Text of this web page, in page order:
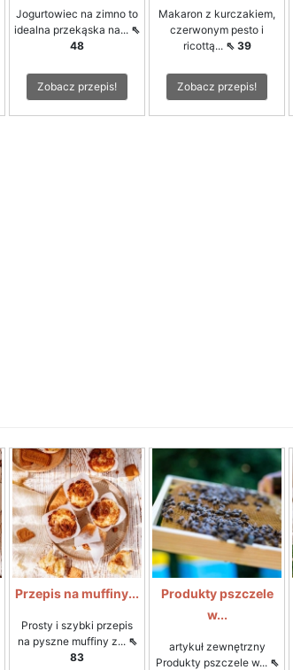
Jogurtowiec na zimno to
idealna przekąska na... ⇖
48
Zobacz przepis!
Makaron z kurczakiem,
czerwonym pesto i
ricottą... ⇖ 39
Zobacz przepis!
Przepis na muffiny...
Prosty i szybki przepis
na pyszne muffiny z... ⇖
83
Produkty pszczele
w...
artykuł zewnętrzny
Produkty pszczele w... ⇖